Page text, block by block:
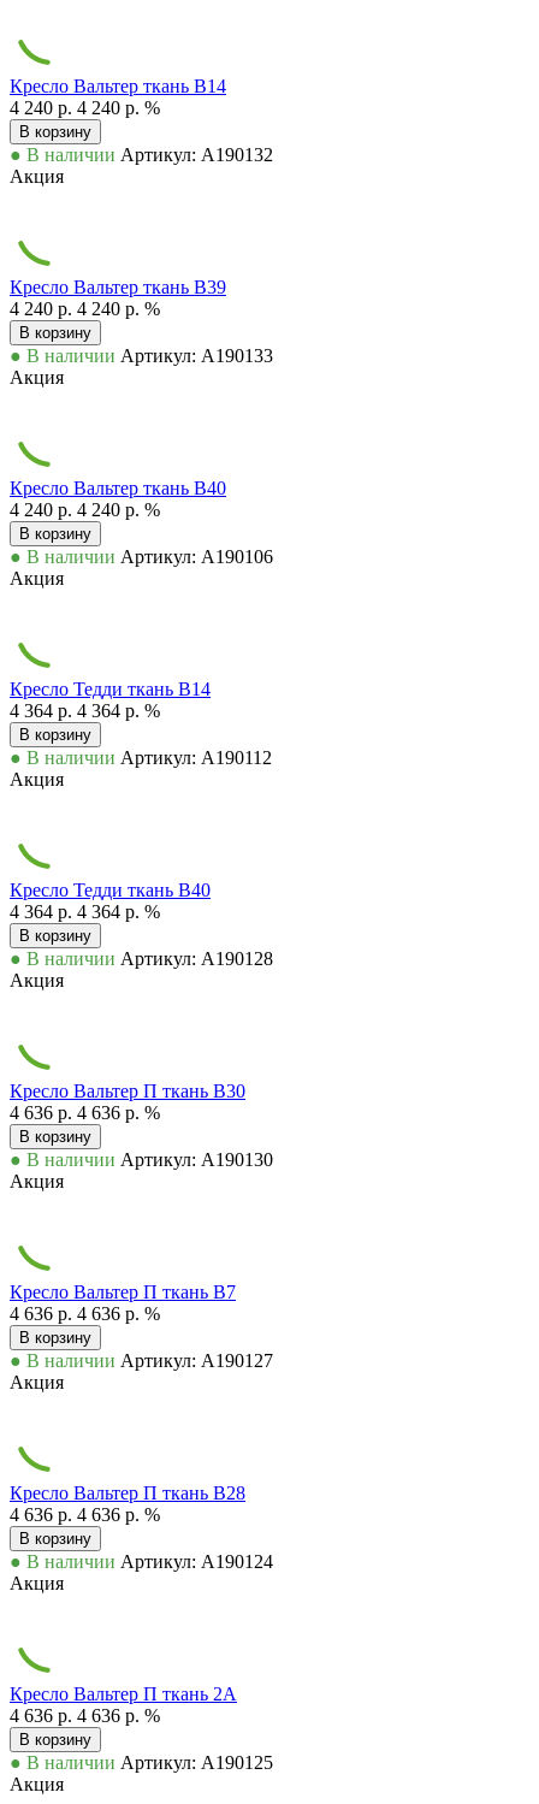
Кресло Вальтер ткань В14
4 240 р. 4 240 р. %
В корзину
● В наличии Артикул: А190132
Акция
Кресло Вальтер ткань В39
4 240 р. 4 240 р. %
В корзину
● В наличии Артикул: А190133
Акция
Кресло Вальтер ткань В40
4 240 р. 4 240 р. %
В корзину
● В наличии Артикул: А190106
Акция
Кресло Тедди ткань В14
4 364 р. 4 364 р. %
В корзину
● В наличии Артикул: А190112
Акция
Кресло Тедди ткань В40
4 364 р. 4 364 р. %
В корзину
● В наличии Артикул: А190128
Акция
Кресло Вальтер П ткань В30
4 636 р. 4 636 р. %
В корзину
● В наличии Артикул: А190130
Акция
Кресло Вальтер П ткань В7
4 636 р. 4 636 р. %
В корзину
● В наличии Артикул: А190127
Акция
Кресло Вальтер П ткань В28
4 636 р. 4 636 р. %
В корзину
● В наличии Артикул: А190124
Акция
Кресло Вальтер П ткань 2А
4 636 р. 4 636 р. %
В корзину
● В наличии Артикул: А190125
Акция